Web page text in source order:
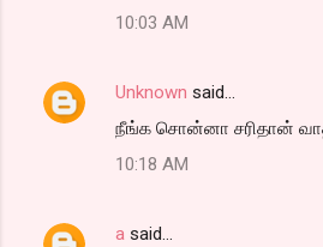
10:03 AM
Unknown said…
நீங்க சொன்னா சரிதான்
10:18 AM
a said…